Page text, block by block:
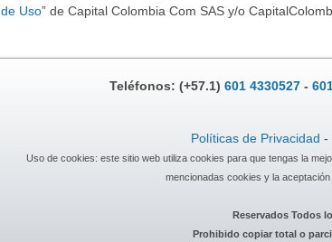
de Uso” de Capital Colombia Com SAS y/o
Teléfonos: (+57.1) 601 4330527 -
Políticas de Privacidad -
Uso de cookies: este sitio web utiliza cookies para que tengas la
mencionadas cookies y la
Reservados Todos
Prohibido copiar total o